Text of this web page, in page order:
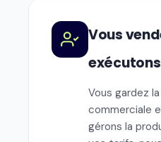
Vous
exécutons
Vous gardez
commerciale
gérons la